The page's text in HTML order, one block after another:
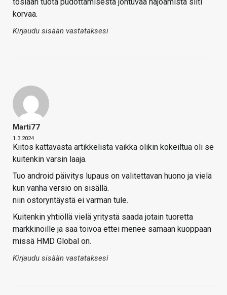
korvaa.
Kirjaudu sisään vastataksesi
Marti77
1.3.2024
Kiitos kattavasta artikkelista vaikka olikin kokeiltua oli se
kuitenkin varsin laaja.
Tuo android päivitys lupaus on valitettavan huono ja vielä
kun vanha versio on sisällä.
niin ostoryntäystä ei varman tule.
Kuitenkin yhtiöllä vielä yritystä saada jotain tuoretta
markkinoille ja saa toivoa ettei menee samaan kuoppaan
missä HMD Global on.
Kirjaudu sisään vastataksesi